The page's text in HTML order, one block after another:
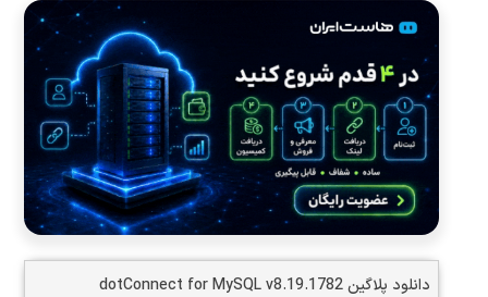
دانلود پلاگین dotConnect for MySQL v8.19.1782